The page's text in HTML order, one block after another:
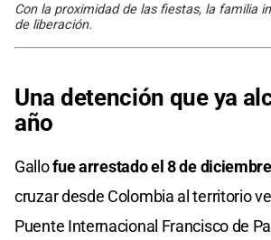
Con la proximidad de las fiestas, la familia
de liberación.
Una detención que ya
año
Gallofue arrestado el 8 de
cruzar desde Colombia al territorio
Puente Internacional Francisco de